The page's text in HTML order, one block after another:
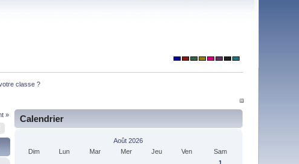
classe ?
» Calendrier
Août 2026
Dim
Lun Mar Mer Jeu Ven
Sam